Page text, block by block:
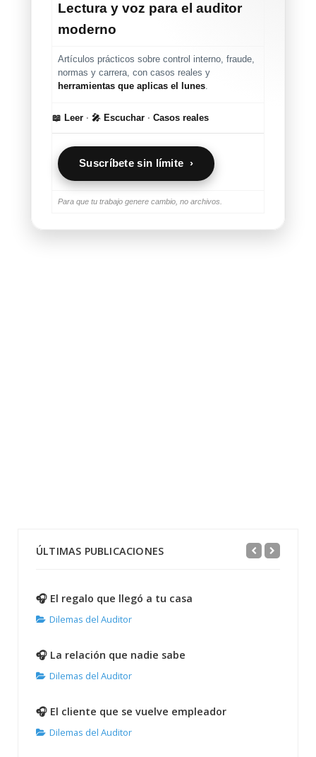
Lectura y voz para el auditor
moderno
Artículos prácticos sobre control interno, fraude,
normas y carrera, con casos reales y
herramientas que aplicas el lunes.
📖 Leer · 🎤 Escuchar · Casos reales
Suscríbete sin límite ›
Para que tu trabajo genere cambio, no archivos.
ÚLTIMAS PUBLICACIONES
🎧 El regalo que llegó a tu casa
Dilemas del Auditor
🎧 La relación que nadie sabe
Dilemas del Auditor
🎧 El cliente que se vuelve empleador
Dilemas del Auditor